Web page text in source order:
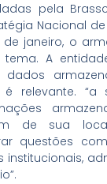
pela
Nacional
janeiro, o
A
relevante. “a
de sua
questões
institucionais,